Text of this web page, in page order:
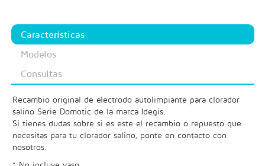
Características
Modelos
Consultas
Recambio original de electrodo autolimpiante para clorador
salino Serie Domotic de la marca Idegis.
Si tienes dudas sobre si es este el recambio o repuesto que
necesitas para tu clorador salino, ponte en contacto con
nosotros.